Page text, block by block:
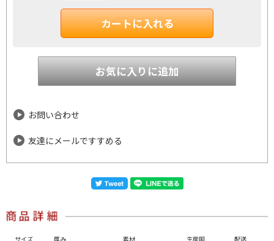
お問い合わせ
友達にメールですすめる
サイズ 厚み 素材 生産国
配送